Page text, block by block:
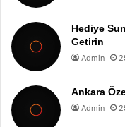
Hediye
Getirin
Admin
Ankara
Admin